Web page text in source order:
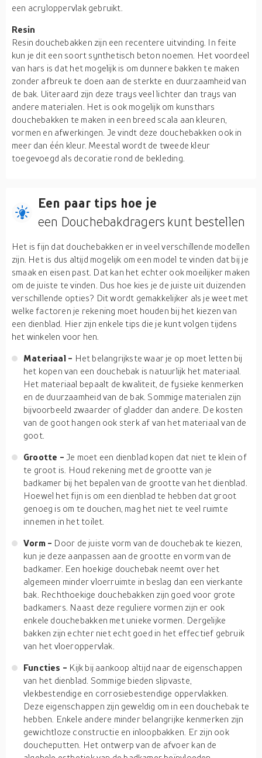
een acryloppervlak gebruikt.
Resin
Resin douchebakken zijn een recentere uitvinding. In feite
kun je dit een soort synthetisch beton noemen. Het voordeel
van hars is dat het mogelijk is om dunnere bakken te maken
zonder afbreuk te doen aan de sterkte en duurzaamheid van
de bak. Uiteraard zijn deze trays veel lichter dan trays van
andere materialen. Het is ook mogelijk om kunsthars
douchebakken te maken in een breed scala aan kleuren,
vormen en afwerkingen. Je vindt deze douchebakken ook in
meer dan één kleur. Meestal wordt de tweede kleur
toegevoegd als decoratie rond de bekleding.
Een paar tips hoe je
een Douchebakdragers kunt bestellen
Het is fijn dat douchebakken er in veel verschillende modellen
zijn. Het is dus altijd mogelijk om een model te vinden dat bij je
smaak en eisen past. Dat kan het echter ook moeilijker maken
om de juiste te vinden. Dus hoe kies je de juiste uit duizenden
verschillende opties? Dit wordt gemakkelijker als je weet met
welke factoren je rekening moet houden bij het kiezen van
een dienblad. Hier zijn enkele tips die je kunt volgen tijdens
het winkelen voor hen.
Materiaal - Het belangrijkste waar je op moet letten bij
het kopen van een douchebak is natuurlijk het materiaal.
Het materiaal bepaalt de kwaliteit, de fysieke kenmerken
en de duurzaamheid van de bak. Sommige materialen zijn
bijvoorbeeld zwaarder of gladder dan andere. De kosten
van de goot hangen ook sterk af van het materiaal van de
goot.
Grootte - Je moet een dienblad kopen dat niet te klein of
te groot is. Houd rekening met de grootte van je
badkamer bij het bepalen van de grootte van het dienblad.
Hoewel het fijn is om een dienblad te hebben dat groot
genoeg is om te douchen, mag het niet te veel ruimte
innemen in het toilet.
Vorm - Door de juiste vorm van de douchebak te kiezen,
kun je deze aanpassen aan de grootte en vorm van de
badkamer. Een hoekige douchebak neemt over het
algemeen minder vloerruimte in beslag dan een vierkante
bak. Rechthoekige douchebakken zijn goed voor grote
badkamers. Naast deze reguliere vormen zijn er ook
enkele douchebakken met unieke vormen. Dergelijke
bakken zijn echter niet echt goed in het effectief gebruik
van het vloeroppervlak.
Functies - Kijk bij aankoop altijd naar de eigenschappen
van het dienblad. Sommige bieden slipvaste,
vlekbestendige en corrosiebestendige oppervlakken.
Deze eigenschappen zijn geweldig om in een douchebak te
hebben. Enkele andere minder belangrijke kenmerken zijn
gewichtloze constructie en inloopbakken. Er zijn ook
doucheputten. Het ontwerp van de afvoer kan de